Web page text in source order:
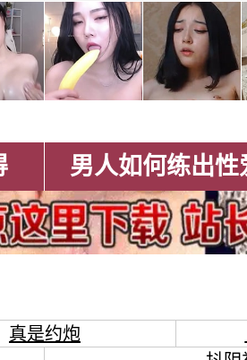
男人如何练出性
真是约炮